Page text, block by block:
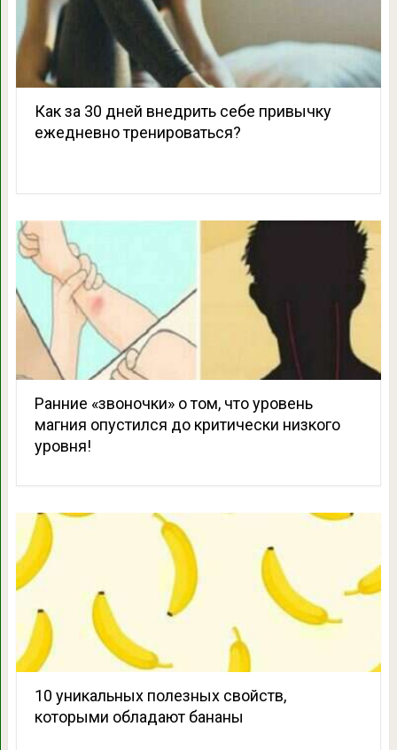
Как за 30 дней внедрить себе привычку
ежедневно тренироваться?
Ранние «звоночки» о том, что уровень
магния опустился до критически низкого
уровня!
10 уникальных полезных свойств,
которыми обладают бананы